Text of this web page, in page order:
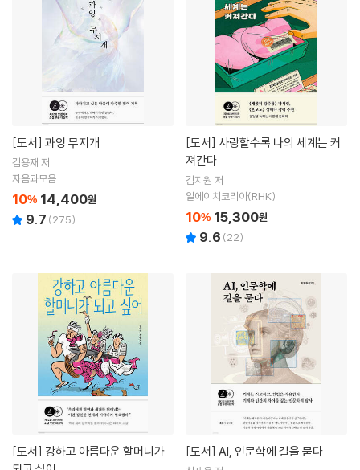
[도서] 과잉 무지개
김용재 저
자음과모음
10% 14,400원
9.7 (275)
[도서]
져간다
김지원 저
알에이치코리아(RHK)
10% 15,300원
9.6 (22)
[도서] [도서] AI, 인문학에 길을 묻다